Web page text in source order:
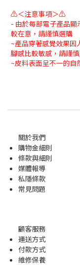
⚠＜注意事項＞⚠
- 由於每部電子產品
較在意，請謹慎選購
~產品穿著感覺效果因
腳感比較敏感，請謹
~皮料表面呈不一的自
關於我們
購物金細則
條款與細則
媒體報導
私隱條款
常見問題
顧客服務
運送方式
付款方式
維修保養